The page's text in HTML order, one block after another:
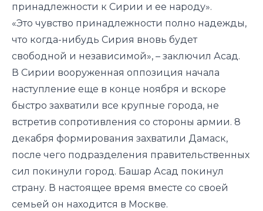
принадлежности к Сирии и ее народу».
«Это чувство принадлежности полно надежды,
что когда-нибудь Сирия вновь будет
свободной и независимой», – заключил Асад.
В Сирии вооруженная оппозиция начала
наступление еще в конце ноября и вскоре
быстро захватили все крупные города, не
встретив сопротивления со стороны армии. 8
декабря формирования захватили Дамаск,
после чего подразделения правительственных
сил покинули город. Башар Асад покинул
страну. В настоящее время вместе со своей
семьей он находится в Москве.